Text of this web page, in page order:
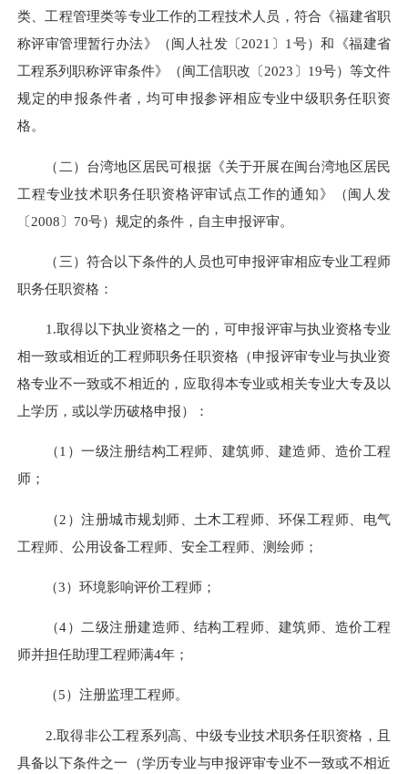
类、工程管理类等专业工作的工程技术人员，符合《福建省职
称评审管理暂行办法》（闽人社发〔2021〕1号）和《福建省
工程系列职称评审条件》（闽工信职改〔2023〕19号）等文件
规定的申报条件者，均可申报参评相应专业中级职务任职资
格。
（二）台湾地区居民可根据《关于开展在闽台湾地区居民
工程专业技术职务任职资格评审试点工作的通知》（闽人发
〔2008〕70号）规定的条件，自主申报评审。
（三）符合以下条件的人员也可申报评审相应专业工程师
职务任职资格：
1.取得以下执业资格之一的，可申报评审与执业资格专业
相一致或相近的工程师职务任职资格（申报评审专业与执业资
格专业不一致或不相近的，应取得本专业或相关专业大专及以
上学历，或以学历破格申报）：
（1）一级注册结构工程师、建筑师、建造师、造价工程
师；
（2）注册城市规划师、土木工程师、环保工程师、电气
工程师、公用设备工程师、安全工程师、测绘师；
（3）环境影响评价工程师；
（4）二级注册建造师、结构工程师、建筑师、造价工程
师并担任助理工程师满4年；
（5）注册监理工程师。
2.取得非公工程系列高、中级专业技术职务任职资格 ，且
具备以下条件之一（学历专业与申报评审专业不一致或不相近